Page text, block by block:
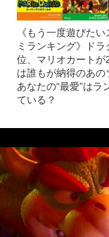
《もう一度遊びた
ミランキング》ド
位、マリオカートが
は誰もが納得のあ
あなたの“最愛”はラ
ている？